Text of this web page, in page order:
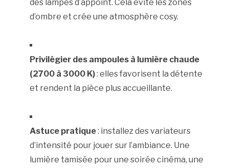
des lampes d’appoint. Cela évite les zones
d’ombre et crée une atmosphère cosy.
Privilégier des ampoules à lumière chaude
(2700 à 3000 K): elles favorisent la détente
et rendent la pièce plus accueillante.
Astuce pratique: installez des variateurs
d’intensité pour jouer sur l’ambiance. Une
lumière tamisée pour une soirée cinéma, une